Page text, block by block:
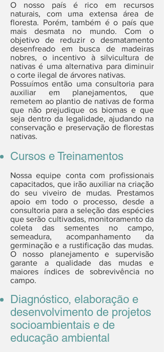
O nosso país é rico em recursos
naturais, com uma extensa área de
floresta. Porém, também é o país que
mais desmata no mundo. Com o
objetivo de reduzir o desmatamento
desenfreado em busca de madeiras
nobres, o incentivo à silvicultura de
nativas é uma alternativa para diminuir
o corte ilegal de árvores nativas.
Possuímos então uma consultoria para
auxiliar em planejamentos, que
remetem ao plantio de nativas de forma
que não prejudique os biomas e que
seja dentro da legalidade, ajudando na
conservação e preservação de florestas
nativas.
Cursos e Treinamentos
Nossa equipe conta com profissionais
capacitados, que irão auxiliar na criação
do seu viveiro de mudas. Prestamos
apoio em todo o processo, desde a
consultoria para a seleção das espécies
que serão cultivadas, monitoramento da
coleta das sementes no campo,
semeadura, acompanhamento da
germinação e a rustificação das mudas.
O nosso planejamento e supervisão
garante a qualidade das mudas e
maiores índices de sobrevivência no
campo.
Diagnóstico, elaboração e
desenvolvimento de projetos
socioambientais e de
educação ambiental